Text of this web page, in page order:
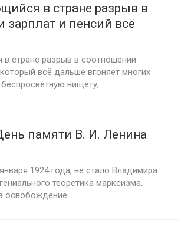
в стране разрыв в
зарплат и пенсий всё
пожилых россиян в
нищету
стране разрыв в соотношении
всё дальше вгоняет многих
нищету,...
памяти В. И. Ленина
1924 года, не стало Владимира
теоретика марксизма,
освобождение...